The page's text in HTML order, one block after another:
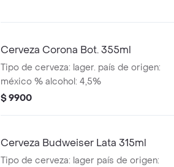
Cerveza Corona Bot. 355ml
Tipo de cerveza: lager. país de origen:
méxico % alcohol: 4,5%
$ 9900
Cerveza Budweiser Lata 315ml
Tipo de cerveza: lager país de origen: